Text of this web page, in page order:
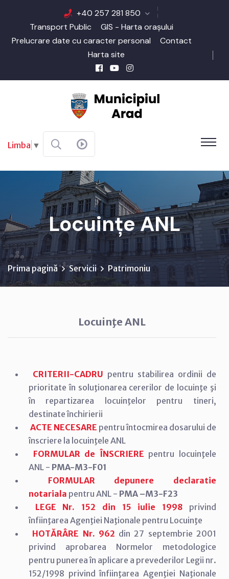
+40 257 281 850
Transport Public
GIS - Harta orașului
Prelucrare date cu caracter personal
Contact
Harta site
Limba ▼
Locuințe ANL
Prima pagină Servicii Patrimoniu
Locuinţe ANL
CRITERII-CADRU pentru stabilirea ordinii de
prioritate în soluţionarea cererilor de locuinţe şi
în repartizarea locuinţelor pentru tineri,
destinate închirierii
ACTE NECESARE pentru întocmirea dosarului de
înscriere la locuinţele ANL
FORMULAR de ÎNSCRIERE pentru locuinţele
ANL - PMA-M3-F01
FORMULAR depunere declaratie
notariala pentru ANL - PMA –M3-F23
LEGE Nr. 152 din 15 iulie 1998 privind
înfiinţarea Agenţiei Naţionale pentru Locuinţe
HOTĂRÂRE Nr. 962 din 27 septembrie 2001
privind aprobarea Normelor metodologice
pentru punerea în aplicare a prevederilor Legii nr.
152/1998 privind înfiinţarea Agenţiei Naţionale